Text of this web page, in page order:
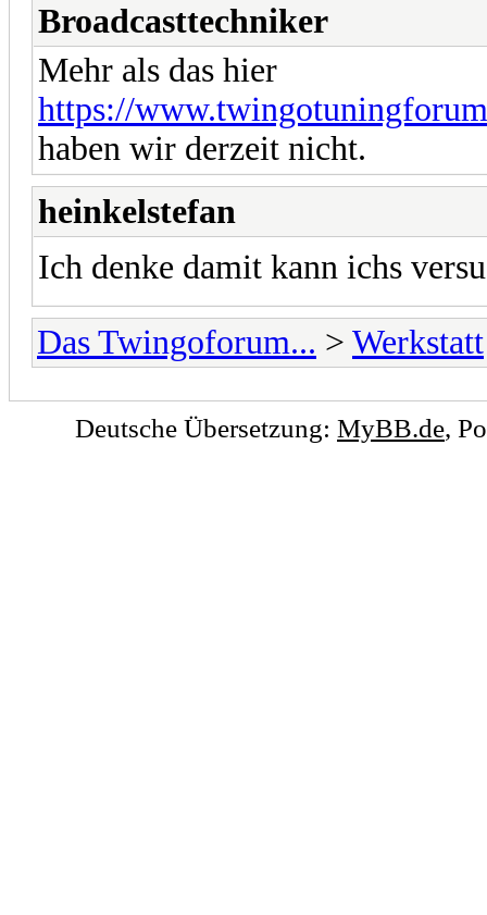
Broadcasttechniker
Mehr als das hier
https://
haben wir derzeit nicht.
heinkelstefan
Ich denke damit kann ichs
Das Twingoforum... > Werkstatt
Deutsche Übersetzung: MyBB.de,